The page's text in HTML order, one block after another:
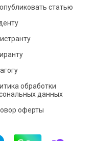
статью
обработки
данных
оферты